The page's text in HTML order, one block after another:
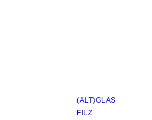
(ALT)GLAS
FILZ